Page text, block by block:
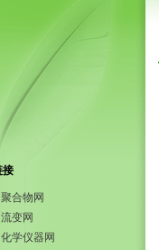
接
合物网
变网
学仪器网